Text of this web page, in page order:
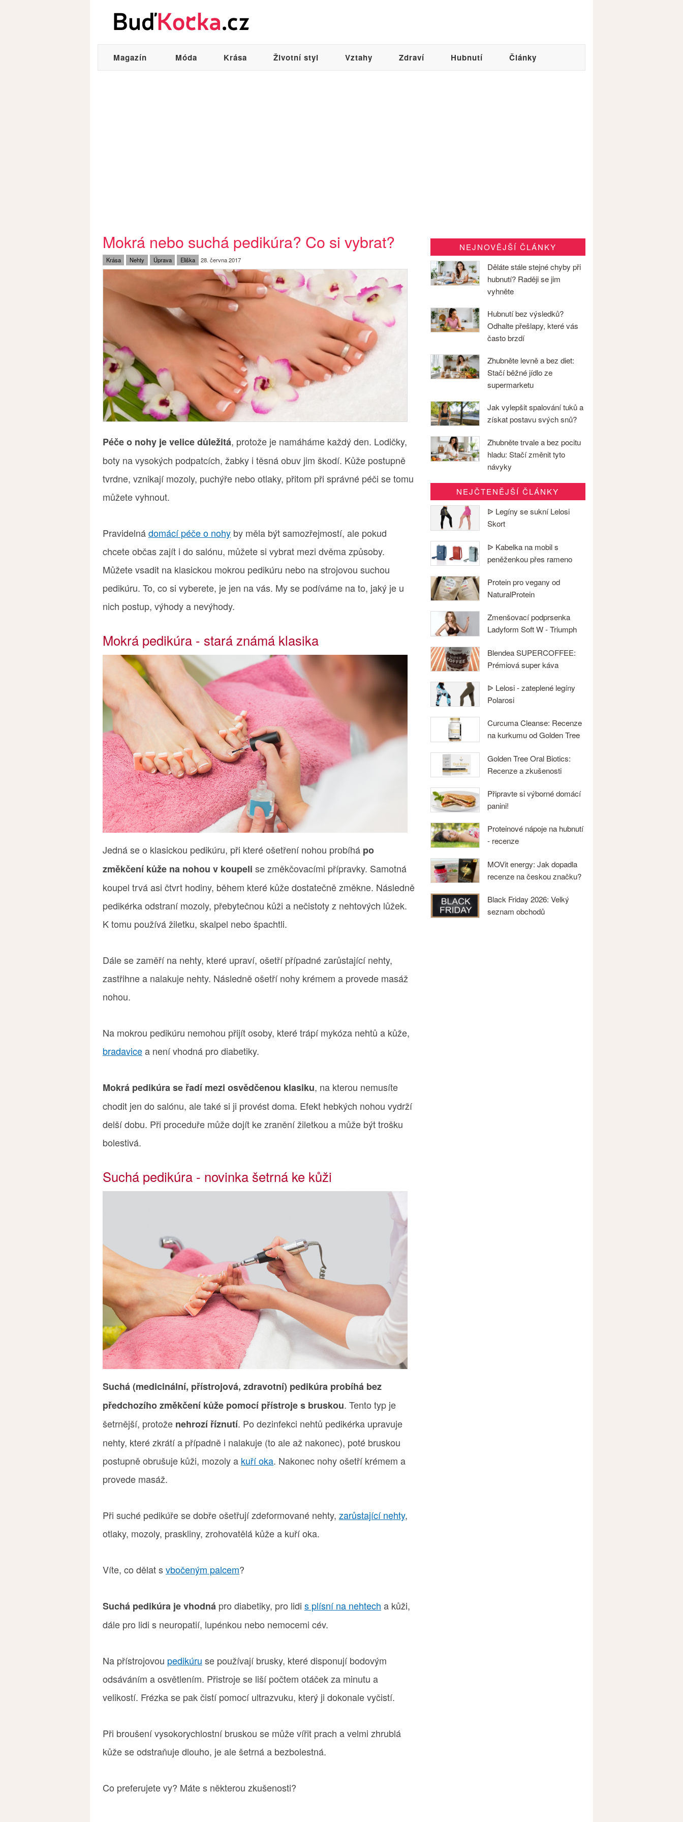
Magazín Móda Krása Životní styl Vztahy Zdraví Hubnutí Články
Mokrá nebo suchá pedikúra? Co si vybrat?
Krása Nehty Úprava Eliška 28. června 2017
Péče o nohy je velice důležitá, protože je namáháme každý den. Lodičky,
boty na vysokých podpatcích, žabky i těsná obuv jim škodí. Kůže postupně
tvrdne, vznikají mozoly, puchýře nebo otlaky, přitom při správné péči se tomu
můžete vyhnout.
Pravidelnádomácí péče o nohy by měla být samozřejmostí, ale pokud
chcete občas zajít i do salónu, můžete si vybrat mezi dvěma způsoby.
Můžete vsadit na klasickou mokrou pedikúru nebo na strojovou suchou
pedikúru. To, co si vyberete, je jen na vás. My se podíváme na to, jaký je u
nich postup, výhody a nevýhody.
Mokrá pedikúra - stará známá klasika
Jedná se o klasickou pedikúru, při které ošetření nohou probíhá po
změkčení kůže na nohou v koupeli se změkčovacími přípravky. Samotná
koupel trvá asi čtvrt hodiny, během které kůže dostatečně změkne. Následně
pedikérka odstraní mozoly, přebytečnou kůži a nečistoty z nehtových lůžek.
K tomu používá žiletku, skalpel nebo špachtli.
Dále se zaměří na nehty, které upraví, ošetří případné zarůstající nehty,
zastřihne a nalakuje nehty. Následně ošetří nohy krémem a provede masáž
nohou.
Na mokrou pedikúru nemohou přijít osoby, které trápí mykóza nehtů a kůže,
bradavicea není vhodná pro diabetiky.
Mokrá pedikúra se řadí mezi osvědčenou klasiku, na kterou nemusíte
chodit jen do salónu, ale také si ji provést doma. Efekt hebkých nohou vydrží
delší dobu. Při proceduře může dojít ke zranění žiletkou a může být trošku
bolestivá.
Suchá pedikúra - novinka šetrná ke kůži
Suchá (medicinální, přístrojová, zdravotní) pedikúra probíhá bez
předchozího změkčení kůže pomocí přístroje s bruskou. Tento typ je
šetrnější, protože nehrozí říznutí. Po dezinfekci nehtů pedikérka upravuje
nehty, které zkrátí a případně i nalakuje (to ale až nakonec), poté bruskou
postupně obrušuje kůži, mozoly a kuří oka. Nakonec nohy ošetří krémem a
provede masáž.
Při suché pedikúře se dobře ošetřují zdeformované nehty, zarůstající nehty,
otlaky, mozoly, praskliny, zrohovatělá kůže a kuří oka.
Víte, co dělat svbočeným palcem?
Suchá pedikúra je vhodná pro diabetiky, pro lidi s plísní na nehtech a kůži,
dále pro lidi s neuropatií, lupénkou nebo nemocemi cév.
Na přístrojovou pedikúru se používají brusky, které disponují bodovým
odsáváním a osvětlením. Přistroje se liší počtem otáček za minutu a
velikostí. Frézka se pak čistí pomocí ultrazvuku, který ji dokonale vyčistí.
Při broušení vysokorychlostní bruskou se může vířit prach a velmi zhrublá
kůže se odstraňuje dlouho, je ale šetrná a bezbolestná.
Co preferujete vy? Máte s některou zkušenosti?
NEJNOVĚJŠÍ ČLÁNKY
Děláte stále stejné chyby při
hubnutí? Raději se jim
vyhněte
Hubnutí bez výsledků?
Odhalte přešlapy, které vás
často brzdí
Zhubněte levně a bez diet:
Stačí běžné jídlo ze
supermarketu
Jak vylepšit spalování tuků a
získat postavu svých snů?
Zhubněte trvale a bez pocitu
hladu: Stačí změnit tyto
návyky
NEJČTENĚJŠÍ ČLÁNKY
ᐉ Legíny se sukní Lelosi
Skort
ᐉ Kabelka na mobil s
peněženkou přes rameno
Protein pro vegany od
NaturalProtein
Zmenšovací podprsenka
Ladyform Soft W - Triumph
Blendea SUPERCOFFEE:
Prémiová super káva
ᐉ Lelosi - zateplené legíny
Polarosi
Curcuma Cleanse: Recenze
na kurkumu od Golden Tree
Golden Tree Oral Biotics:
Recenze a zkušenosti
Připravte si výborné domácí
panini!
Proteinové nápoje na hubnutí
- recenze
MOVit energy: Jak dopadla
recenze na českou značku?
Black Friday 2026: Velký
seznam obchodů